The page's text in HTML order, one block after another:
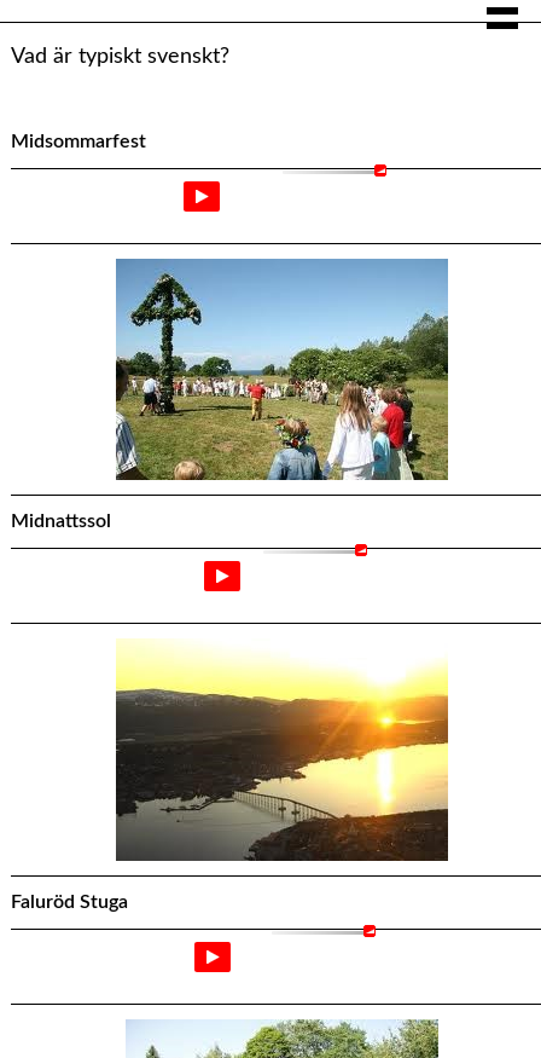
Vad är typiskt svenskt?
Midsommarfest
Midnattssol
Faluröd Stuga